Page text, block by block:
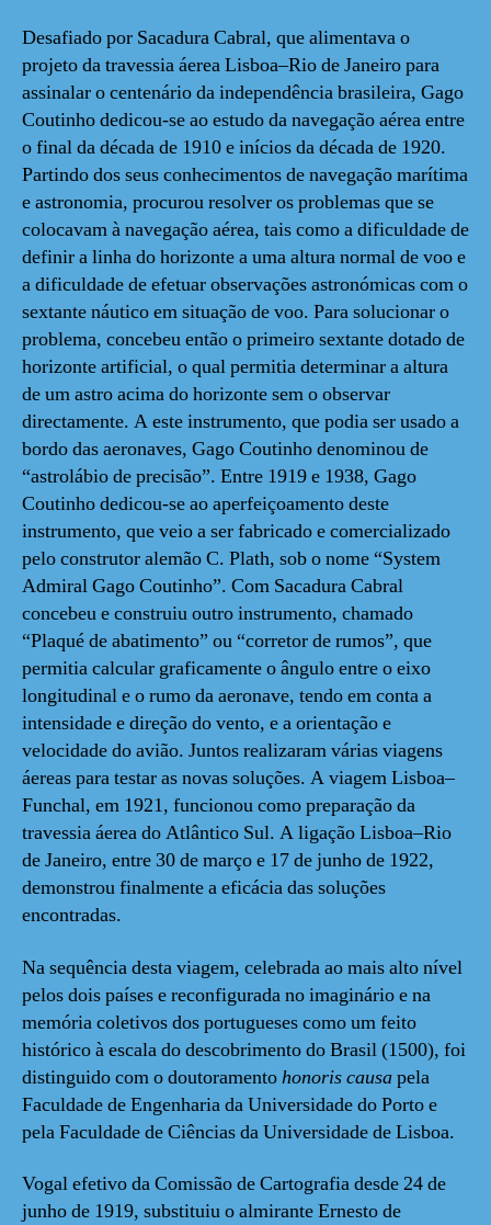
Desafiado por Sacadura Cabral, que alimentava o
projeto da travessia áerea Lisboa–Rio de Janeiro para
assinalar o centenário da independência brasileira, Gago
Coutinho dedicou-se ao estudo da navegação aérea entre
o final da década de 1910 e inícios da década de 1920.
Partindo dos seus conhecimentos de navegação marítima
e astronomia, procurou resolver os problemas que se
colocavam à navegação aérea, tais como a dificuldade de
definir a linha do horizonte a uma altura normal de voo e
a dificuldade de efetuar observações astronómicas com o
sextante náutico em situação de voo. Para solucionar o
problema, concebeu então o primeiro sextante dotado de
horizonte artificial, o qual permitia determinar a altura
de um astro acima do horizonte sem o observar
directamente. A este instrumento, que podia ser usado a
bordo das aeronaves, Gago Coutinho denominou de
“astrolábio de precisão”. Entre 1919 e 1938, Gago
Coutinho dedicou-se ao aperfeiçoamento deste
instrumento, que veio a ser fabricado e comercializado
pelo construtor alemão C. Plath, sob o nome “System
Admiral Gago Coutinho”. Com Sacadura Cabral
concebeu e construiu outro instrumento, chamado
“Plaqué de abatimento” ou “corretor de rumos”, que
permitia calcular graficamente o ângulo entre o eixo
longitudinal e o rumo da aeronave, tendo em conta a
intensidade e direção do vento, e a orientação e
velocidade do avião. Juntos realizaram várias viagens
áereas para testar as novas soluções. A viagem Lisboa–
Funchal, em 1921, funcionou como preparação da
travessia áerea do Atlântico Sul. A ligação Lisboa–Rio
de Janeiro, entre 30 de março e 17 de junho de 1922,
demonstrou finalmente a eficácia das soluções
encontradas.
Na sequência desta viagem, celebrada ao mais alto nível
pelos dois países e reconfigurada no imaginário e na
memória coletivos dos portugueses como um feito
histórico à escala do descobrimento do Brasil (1500), foi
distinguido com o doutoramentohonoris causapela
Faculdade de Engenharia da Universidade do Porto e
pela Faculdade de Ciências da Universidade de Lisboa.
Vogal efetivo da Comissão de Cartografia desde 24 de
junho de 1919, substituiu o almirante Ernesto de